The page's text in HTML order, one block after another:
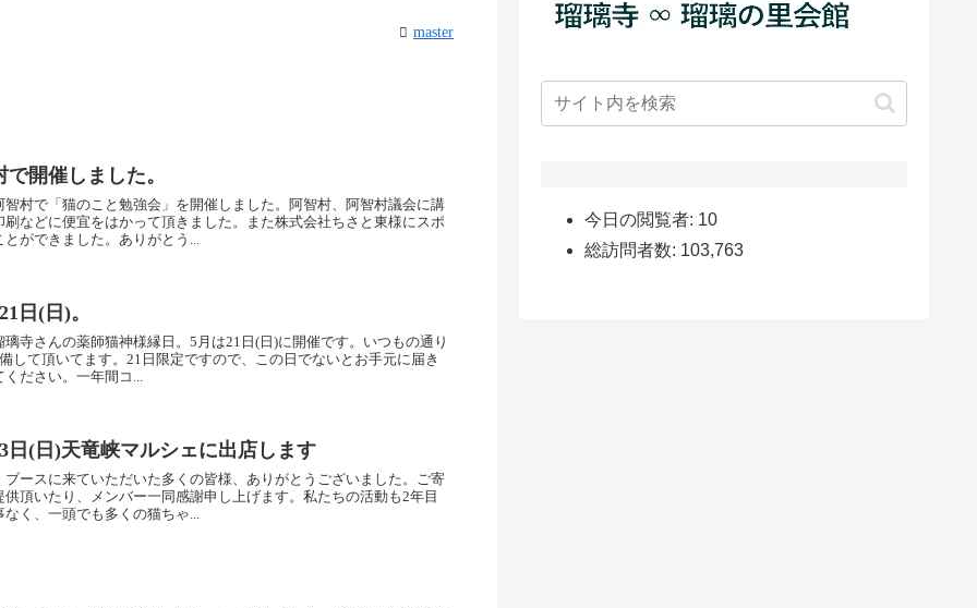
master
開催しました。
村で「猫のこと勉強会」を開催しました。阿智村、阿智村議会に講
などに便宜をはかって頂きました。また株式会社ちさと東様にスポ
ができました。ありがとう...
日(日)。
寺さんの薬師猫神様縁日。5月は21日(日)に開催です。いつもの通り
して頂いてます。21日限定ですので、この日でないとお手元に届き
ださい。一年間コ...
日(日)天竜峡マルシェに出店します
ースに来ていただいた多くの皆様、ありがとうございました。ご寄
頂いたり、メンバー一同感謝申し上げます。私たちの活動も2年目
く、一頭でも多くの猫ちゃ...
今日の閲覧者: 10
総訪問者数: 103,763